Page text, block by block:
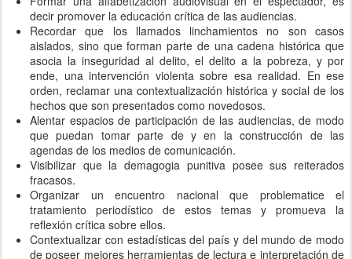
decir promover la educación crítica de las audiencias.
Recordar que los llamados linchamientos no son casos
aislados, sino que forman parte de una cadena histórica que
asocia la inseguridad al delito, el delito a la pobreza, y por
ende, una intervención violenta sobre esa realidad. En ese
orden, reclamar una contextualización histórica y social de los
hechos que son presentados como novedosos.
Alentar espacios de participación de las audiencias, de modo
que puedan tomar parte de y en la construcción de las
agendas de los medios de comunicación.
Visibilizar que la demagogia punitiva posee sus reiterados
fracasos.
Organizar un encuentro nacional que problematice el
tratamiento periodístico de estos temas y promueva la
reflexión crítica sobre ellos.
Contextualizar con estadísticas del país y del mundo de modo
de poseer mejores herramientas de lectura e interpretación de